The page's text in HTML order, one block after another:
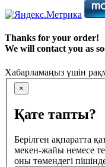
Thanks for your order!
We will contact you as
Хабарламаңыз үшін
×
Қате тапты?
Берілген ақпаратта
мекен-жайы немесе
оны төмендегі